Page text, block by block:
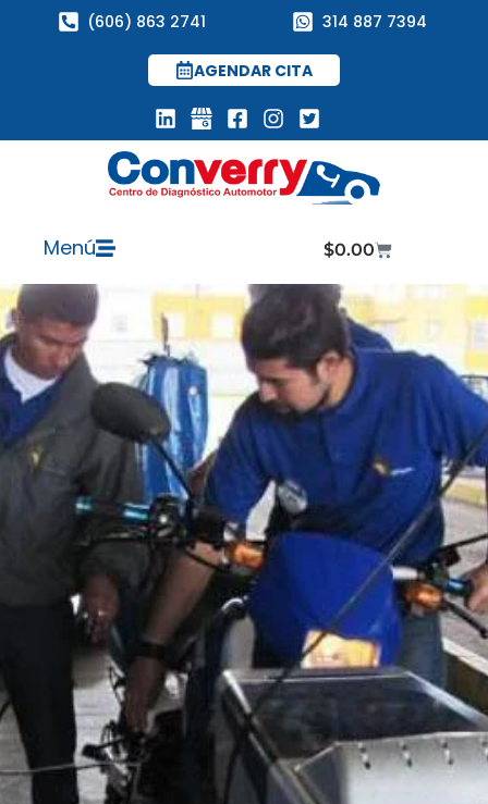
(606) 863 2741 314 887 7394
AGENDAR CITA
Menú $0.00